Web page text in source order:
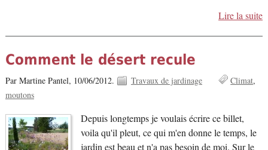
Lire la suite
Comment le désert recule
Par Martine Pantel, 10/06/2012. Travaux de jardinage
Climat
moutons
Depuis longtemps je voulais écrire ce billet,
voila qu'il pleut, ce qui m'en donne le temps, le
jardin est beau et n'a pas besoin de moi. Sur le